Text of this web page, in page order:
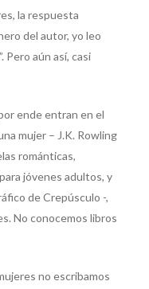
la respuesta
del autor, yo leo
Pero aún así, casi
ende entran en el
mujer – J.K. Rowling
románticas,
jóvenes adultos, y
de Crepúsculo -,
No conocemos libros
no escribamos